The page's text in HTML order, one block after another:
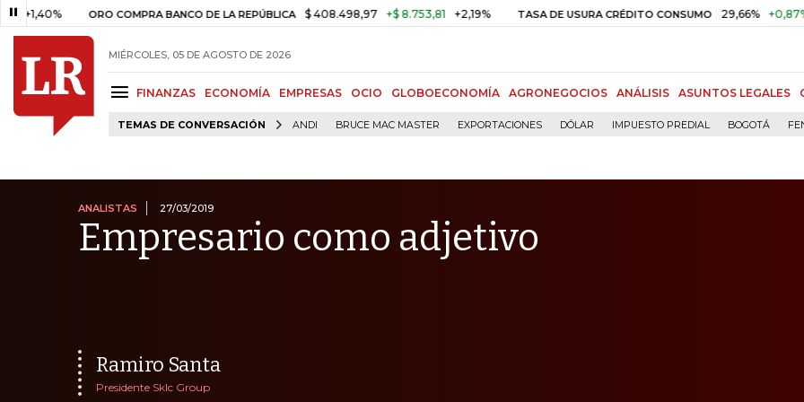
ORO COMPRA BANCO DE LA REPÚBLICA $ 408.498,97 +$ 8.753,81 +2,19% TASA DE USURA CRÉDITO CONSUMO 29,66% +0,87%
MIÉRCOLES, 05 DE AGOSTO DE 2026
FINANZAS ECONOMÍA EMPRESAS OCIO GLOBOECONOMÍA AGRONEGOCIOS ANÁLISIS ASUNTOS LEGALES
TEMAS DE CONVERSACIÓN ANDI BRUCE MAC MASTER EXPORTACIONES DÓLAR IMPUESTO PREDIAL BOGOTÁ
ANALISTAS 27/03/2019
Empresario como adjetivo
Ramiro Santa
Presidente Sklc Group